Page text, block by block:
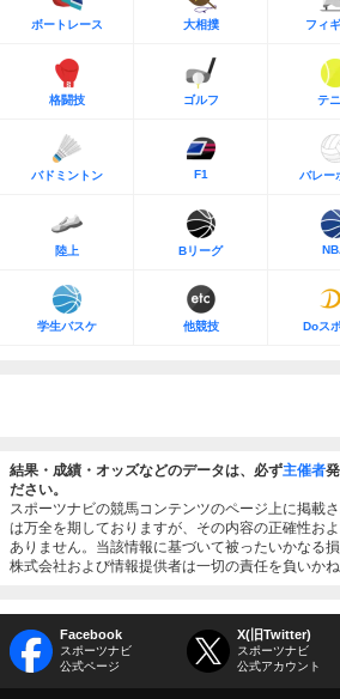
ボートレース 大相撲 フィ
格闘技 ゴルフ テ
バドミントン F1 バレー
陸上 Bリーグ
学生バスケ 他競技 Doス
結果・成績・オッズなどのデータは、必ず主催者
ださい。
スポーツナビの競馬コンテンツのページ上に掲載
は万全を期しておりますが、その内容の正確性お
ありません。当該情報に基づいて被ったいかなる
株式会社および情報提供者は一切の責任を負いかね
Facebook
スポーツナビ
公式ページ
X(旧Twitter)
スポーツナビ
公式アカウント